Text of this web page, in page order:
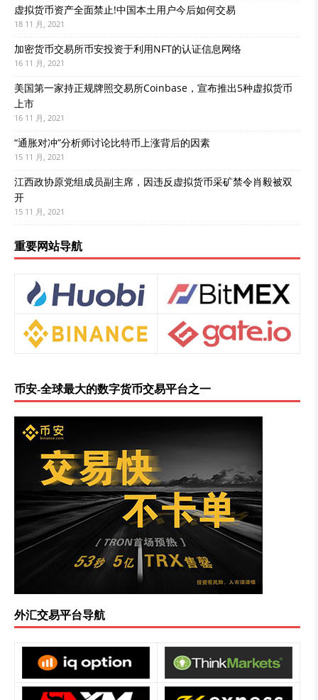
虚拟货币资产全面禁止!中国本土用户今后如何交易
18 11 月, 2021
加密货币交易所币安投资于利用NFT的认证信息网络
16 11 月, 2021
美国第一家持正规牌照交易所Coinbase，宣布推出5种虚拟货币
上市
16 11 月, 2021
“通胀对冲”分析师讨论比特币上涨背后的因素
15 11 月, 2021
江西政协原党组成员副主席，因违反虚拟货币采矿禁令肖毅被双
开
15 11 月, 2021
重要网站导航
币安-全球最大的数字货币交易平台之一
外汇交易平台导航